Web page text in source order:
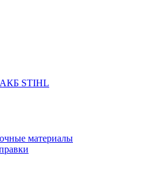
АКБ STIHL
материалы